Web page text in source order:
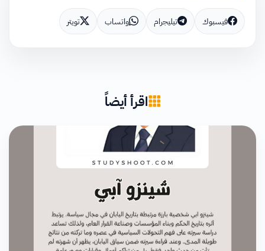
فيسبوك تيليجرام واتساب تويتر
اقرأ أيضاً